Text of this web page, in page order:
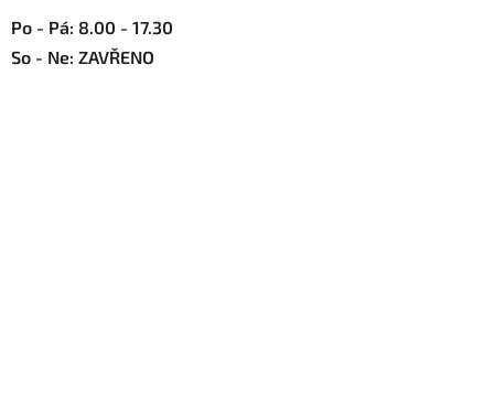
Po - Pá: 8.00 - 17.30
So - Ne: ZAVŘENO